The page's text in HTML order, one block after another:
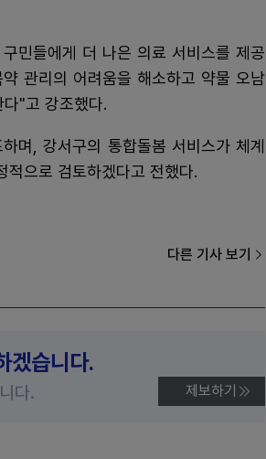
민들에게 더 나은 의료 서비스를 제공
관리의 어려움을 해소하고 약물 오남
"고 강조했다.
며, 강서구의 통합돌봄 서비스가 체계
적으로 검토하겠다고 전했다.
다른 기사 보기
겠습니다.
다. 제보하기